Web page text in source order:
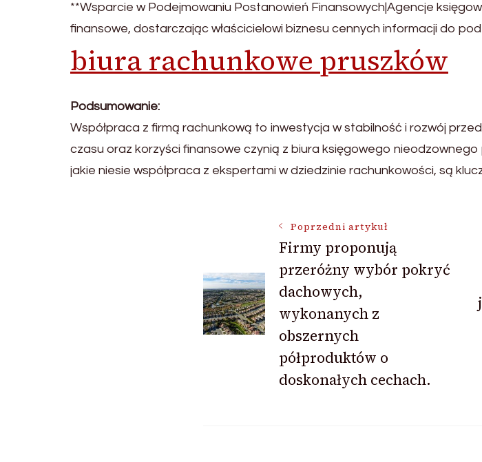
**Wsparcie w Podejmowaniu Postanowień Finansowych|Agencje
finansowe, dostarczając właścicielowi biznesu cennych informacji do
biura rachunkowe pruszków
Podsumowanie:
Współpraca z firmą rachunkową to inwestycja w stabilność i rozwój
czasu oraz korzyści finansowe czynią z biura księgowego
jakie niesie współpraca z ekspertami w dziedzinie rachunkowości, są
Nawigacja
wpisu
Poprzedni artykuł
Firmy proponują
przeróżny wybór pokryć
dachowych,
wykonanych z
obszernych
półproduktów o
doskonałych cechach.